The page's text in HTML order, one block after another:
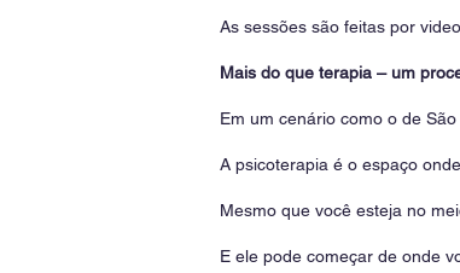
As sessões são feitas por
Mais do que terapia – um
Em um cenário como o de
A psicoterapia é o espaço
Mesmo que você esteja no
E ele pode começar de onde